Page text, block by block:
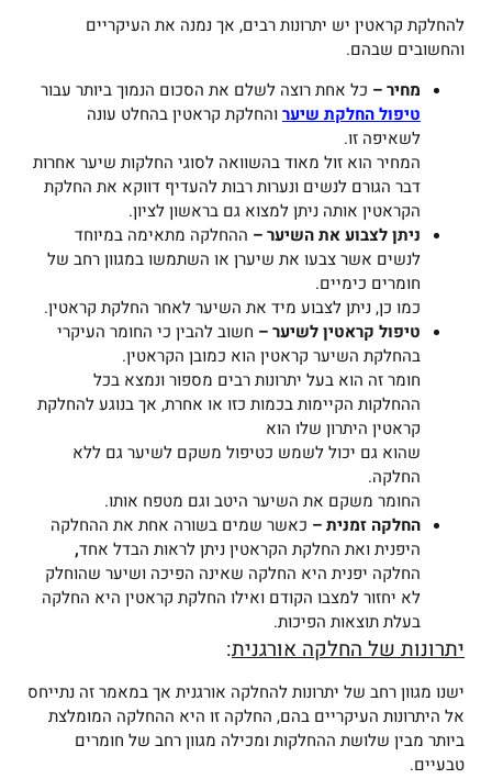
להחלקת קראטין יש יתרונות רבים, אך נמנה את העיקריים
והחשובים שבהם.
מחיר – כל אחת רוצה לשלם את הסכום הנמוך ביותר עבור
טיפול החלקת שיער והחלקת קראטין בהחלט עונה
לשאיפה זו.
המחיר הוא זול מאוד בהשוואה לסוגי החלקות שיער אחרות
דבר הגורם לנשים ונערות רבות להעדיף דווקא את החלקת
הקראטין אותה ניתן למצוא גם בראשון לציון.
ניתן לצבוע את השיער – ההחלקה מתאימה במיוחד
לנשים אשר צבעו את שיערן או השתמשו במגוון רחב של
חומרים כימיים.
כמו כן, ניתן לצבוע מיד את השיער לאחר החלקת קראטין.
טיפול קראטין לשיער – חשוב להבין כי החומר העיקרי
בהחלקת השיער קראטין הוא כמובן הקראטין.
חומר זה הוא בעל יתרונות רבים מספור ונמצא בכל
ההחלקות הקיימות בכמות כזו או אחרת, אך בנוגע להחלקת
קראטין היתרון שלו הוא
שהוא גם יכול לשמש כטיפול משקם לשיער גם ללא
החלקה.
החומר משקם את השיער היטב וגם מטפח אותו.
החלקה זמנית – כאשר שמים בשורה אחת את ההחלקה
היפנית ואת החלקת הקראטין ניתן לראות הבדל אחד,
החלקה יפנית היא החלקה שאינה הפיכה ושיער שהוחלק
לא יחזור למצבו הקודם ואילו החלקת קראטין היא החלקה
בעלת תוצאות הפיכות.
יתרונות של החלקה אורגנית:
ישנו מגוון רחב של יתרונות להחלקה אורגנית אך במאמר זה נתייחס
אל היתרונות העיקריים בהם, החלקה זו היא ההחלקה המומלצת
ביותר מבין שלושת ההחלקות ומכילה מגוון רחב של חומרים
טבעיים.